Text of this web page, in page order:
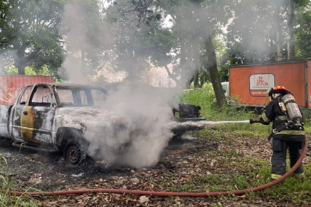
Los ahora sentenciados formaban parte de la Policía
Municipal de Coscomatepec durante la administración
del alcalde de Movimiento Ciudadano, Armando Reyes
Muñoz, y permanecerán recluidos en el Centro de
Reinserción Social de Mediana Seguridad de La Toma, en
Amatlán de los Reyes, donde cumplirán la condena.
Aunque durante el operativo fueron detenidos siete
policías municipales, la sentencia dada a conocer
corresponde únicamente a seis de ellos. Hasta el
momento, las autoridades no han informado la situación
jurídica del séptimo implicado.